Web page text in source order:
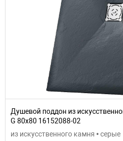
Душевой поддон из
G 80x80 16152088-02
из искусственного камня • серые